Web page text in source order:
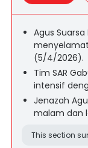
Agus
(5/4/2026).
Tim SAR
intensif
Jenazah
malam dan
This section